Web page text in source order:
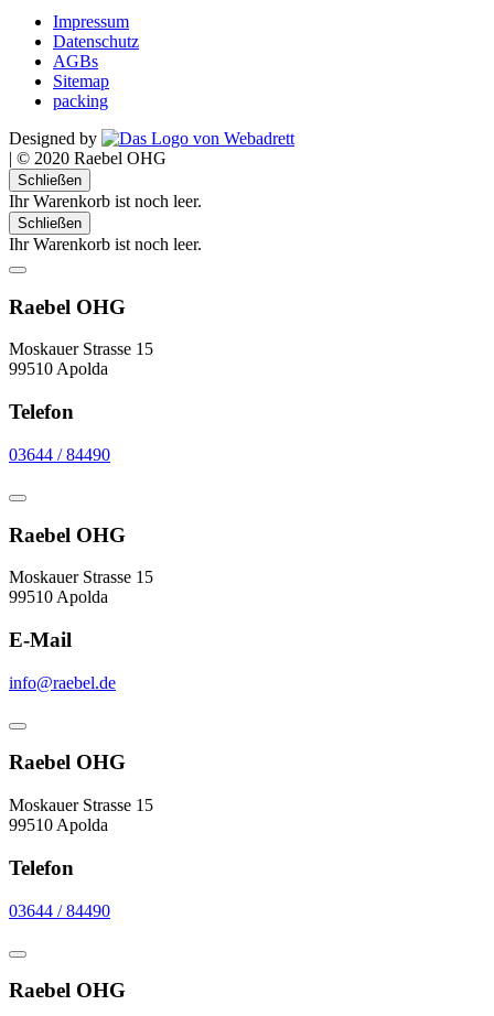
Impressum
Datenschutz
AGBs
Sitemap
packing
Designed by
| © 2020 Raebel OHG
Schließen
Ihr Warenkorb ist noch leer.
Schließen
Ihr Warenkorb ist noch leer.
Raebel OHG
Moskauer Strasse 15
99510 Apolda
Telefon
03644 / 84490
Raebel OHG
Moskauer Strasse 15
99510 Apolda
E-Mail
info@raebel.de
Raebel OHG
Moskauer Strasse 15
99510 Apolda
Telefon
03644 / 84490
Raebel OHG